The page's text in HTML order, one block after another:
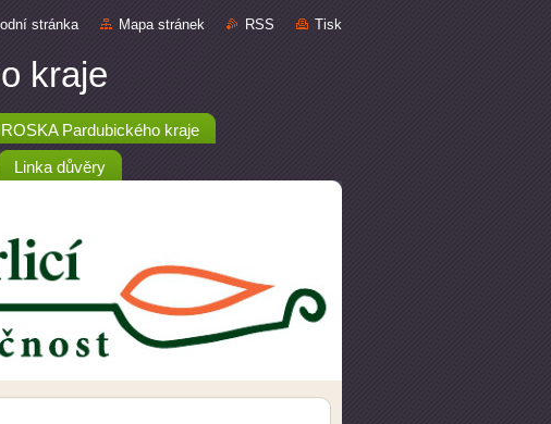
stránka Mapa stránek RSS Tisk
kraje
Pardubického kraje
Linka důvěry